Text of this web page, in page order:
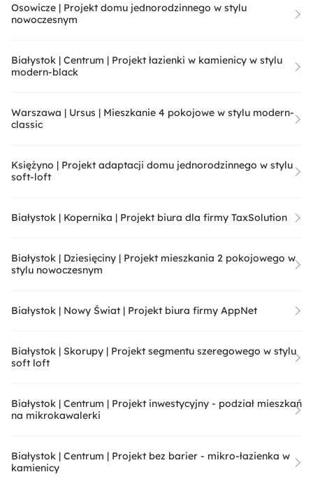
Osowicze | Projekt domu jednorodzinnego w stylu
nowoczesnym
Białystok | Centrum | Projekt łazienki w kamienicy w stylu
modern-black
Warszawa | Ursus | Mieszkanie 4 pokojowe w stylu modern-
classic
Księżyno | Projekt adaptacji domu jednorodzinnego w stylu
soft-loft
Białystok | Kopernika | Projekt biura dla firmy TaxSolution
Białystok | Dziesięciny | Projekt mieszkania 2 pokojowego w
stylu nowoczesnym
Białystok | Nowy Świat | Projekt biura firmy AppNet
Białystok | Skorupy | Projekt segmentu szeregowego w stylu
soft loft
Białystok | Centrum | Projekt inwestycyjny - podział mieszkań
na mikrokawalerki
Białystok | Centrum | Projekt bez barier - mikro-łazienka w
kamienicy